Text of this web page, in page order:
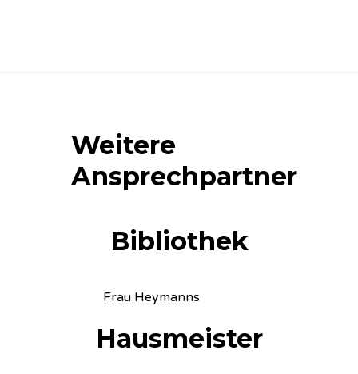
Weitere
Ansprechpartner
Bibliothek
Frau Heymanns
Hausmeister